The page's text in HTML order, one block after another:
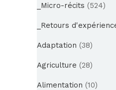
_Micro-récits (524)
_Retours
Adaptation (38)
Agriculture (28)
Alimentation (10)